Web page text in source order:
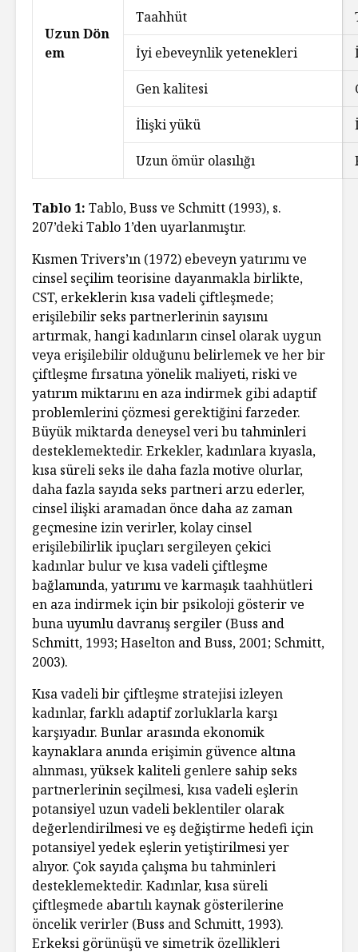
Uzun Dön
em
Taahhüt
İyi ebeveynlik yetenekleri
Gen kalitesi
İlişki yükü
Uzun ömür olasılığı
Tablo 1: Tablo, Buss ve Schmitt (1993), s.
207’deki Tablo 1’den uyarlanmıştır.
Kısmen Trivers’ın (1972) ebeveyn yatırımı ve
cinsel seçilim teorisine dayanmakla birlikte,
CST, erkeklerin kısa vadeli çiftleşmede;
erişilebilir seks partnerlerinin sayısını
artırmak, hangi kadınların cinsel olarak uygun
veya erişilebilir olduğunu belirlemek ve her bir
çiftleşme fırsatına yönelik maliyeti, riski ve
yatırım miktarını en aza indirmek gibi adaptif
problemlerini çözmesi gerektiğini farzeder.
Büyük miktarda deneysel veri bu tahminleri
desteklemektedir. Erkekler, kadınlara kıyasla,
kısa süreli seks ile daha fazla motive olurlar,
daha fazla sayıda seks partneri arzu ederler,
cinsel ilişki aramadan önce daha az zaman
geçmesine izin verirler, kolay cinsel
erişilebilirlik ipuçları sergileyen çekici
kadınlar bulur ve kısa vadeli çiftleşme
bağlamında, yatırımı ve karmaşık taahhütleri
en aza indirmek için bir psikoloji gösterir ve
buna uyumlu davranış sergiler (Buss and
Schmitt, 1993; Haselton and Buss, 2001; Schmitt,
2003).
Kısa vadeli bir çiftleşme stratejisi izleyen
kadınlar, farklı adaptif zorluklarla karşı
karşıyadır. Bunlar arasında ekonomik
kaynaklara anında erişimin güvence altına
alınması, yüksek kaliteli genlere sahip seks
partnerlerinin seçilmesi, kısa vadeli eşlerin
potansiyel uzun vadeli beklentiler olarak
değerlendirilmesi ve eş değiştirme hedefi için
potansiyel yedek eşlerin yetiştirilmesi yer
alıyor. Çok sayıda çalışma bu tahminleri
desteklemektedir. Kadınlar, kısa süreli
çiftleşmede abartılı kaynak gösterilerine
öncelik verirler (Buss and Schmitt, 1993).
Erkeksi görünüşü ve simetrik özellikleri